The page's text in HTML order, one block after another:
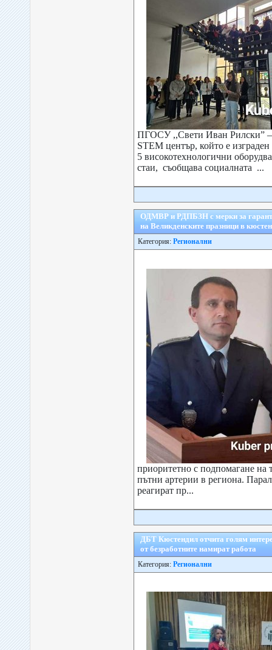
ПГОСУ ,,Свети Иван Рилски”
STEM център, който е
5 високотехнологични
стаи, съобщава социалната ...
ОДМВР и РДПБЗН с мерки за
на Великденските празници в
Категория: Регионални
приоритетно с подпомагане на
пътни артерии в региона.
реагират пр...
ДБТ Кюстендил отчита голям
от безработните намират работа
Категория: Регионални